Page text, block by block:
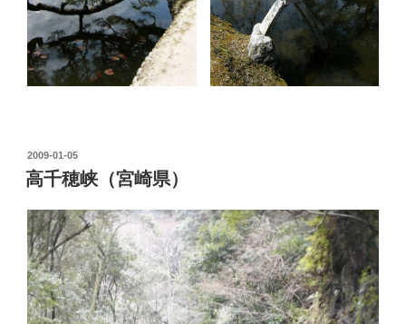
投
稿
日:
2009-01-05
高千穂峡（宮崎県）